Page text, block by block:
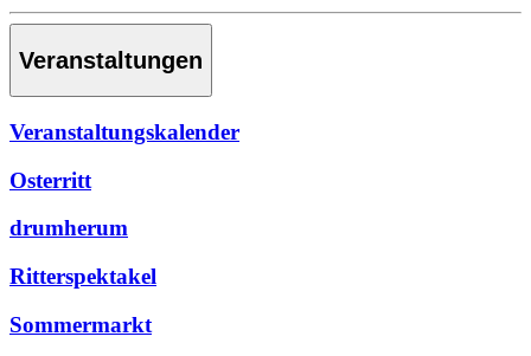
Veranstaltungen
Veranstaltungskalender
Osterritt
drumherum
Ritterspektakel
Sommermarkt